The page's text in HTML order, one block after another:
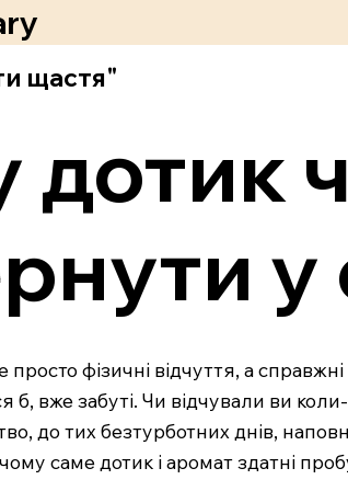
щастя"
дотик
у
просто фізичні відчуття, а
б, вже забуті. Чи відчували ви
до тих безтурботних днів,
саме дотик і аромат здатні